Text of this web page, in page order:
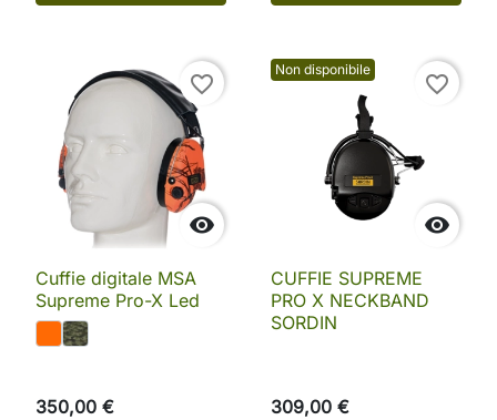

favorite_border
Cuffie digitale MSA
Supreme Pro-X Led
350,00 €
Non disponibile

favorite_border
CUFFIE SUPREME
PRO X NECKBAND
SORDIN
309,00 €